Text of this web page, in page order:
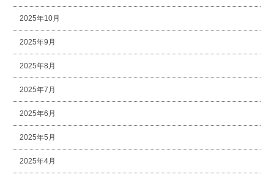
2025年10月
2025年9月
2025年8月
2025年7月
2025年6月
2025年5月
2025年4月